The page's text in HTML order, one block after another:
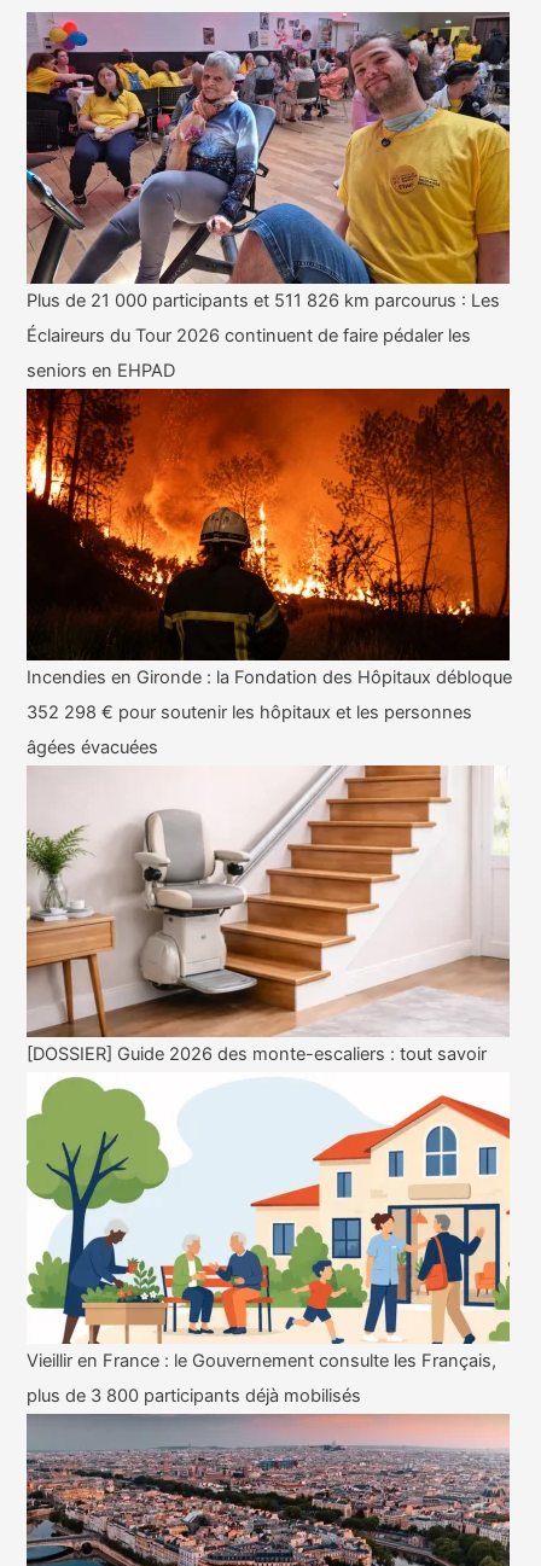
Plus de 21 000 participants et 511 826 km parcourus : Les
Éclaireurs du Tour 2026 continuent de faire pédaler les
seniors en EHPAD
Incendies en Gironde : la Fondation des Hôpitaux débloque
352 298 € pour soutenir les hôpitaux et les personnes
âgées évacuées
[DOSSIER] Guide 2026 des monte-escaliers : tout savoir
Vieillir en France : le Gouvernement consulte les Français,
plus de 3 800 participants déjà mobilisés